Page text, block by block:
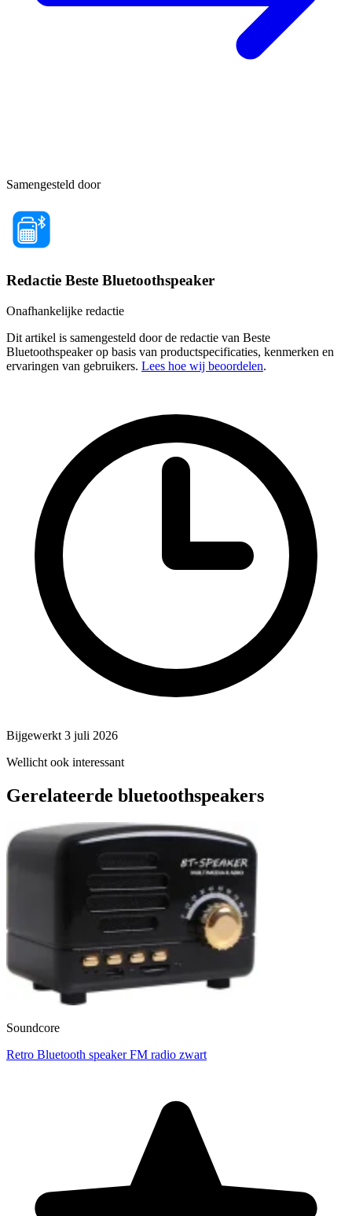
Samengesteld door
Redactie Beste Bluetoothspeaker
Onafhankelijke redactie
Dit artikel is samengesteld door de redactie van Beste
Bluetoothspeaker op basis van productspecificaties, kenmerken en
ervaringen van gebruikers. Lees hoe wij beoordelen.
Bijgewerkt 3 juli 2026
Wellicht ook interessant
Gerelateerde bluetoothspeakers
Soundcore
Retro Bluetooth speaker FM radio zwart